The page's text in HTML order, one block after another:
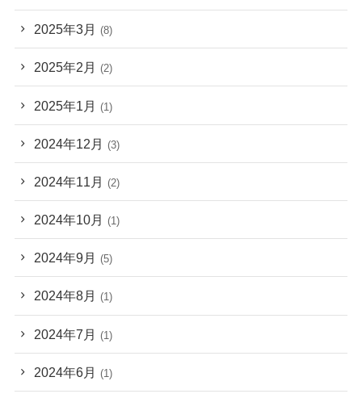
2025年3月 (8)
2025年2月 (2)
2025年1月 (1)
2024年12月 (3)
2024年11月 (2)
2024年10月 (1)
2024年9月 (5)
2024年8月 (1)
2024年7月 (1)
2024年6月 (1)